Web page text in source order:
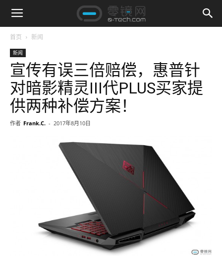
首页 新闻
新闻
宣传有误三倍赔偿，惠普针
对暗影精灵III代PLUS买家提
供两种补偿方案！
作者 Frank.C. - 2017年8月10日